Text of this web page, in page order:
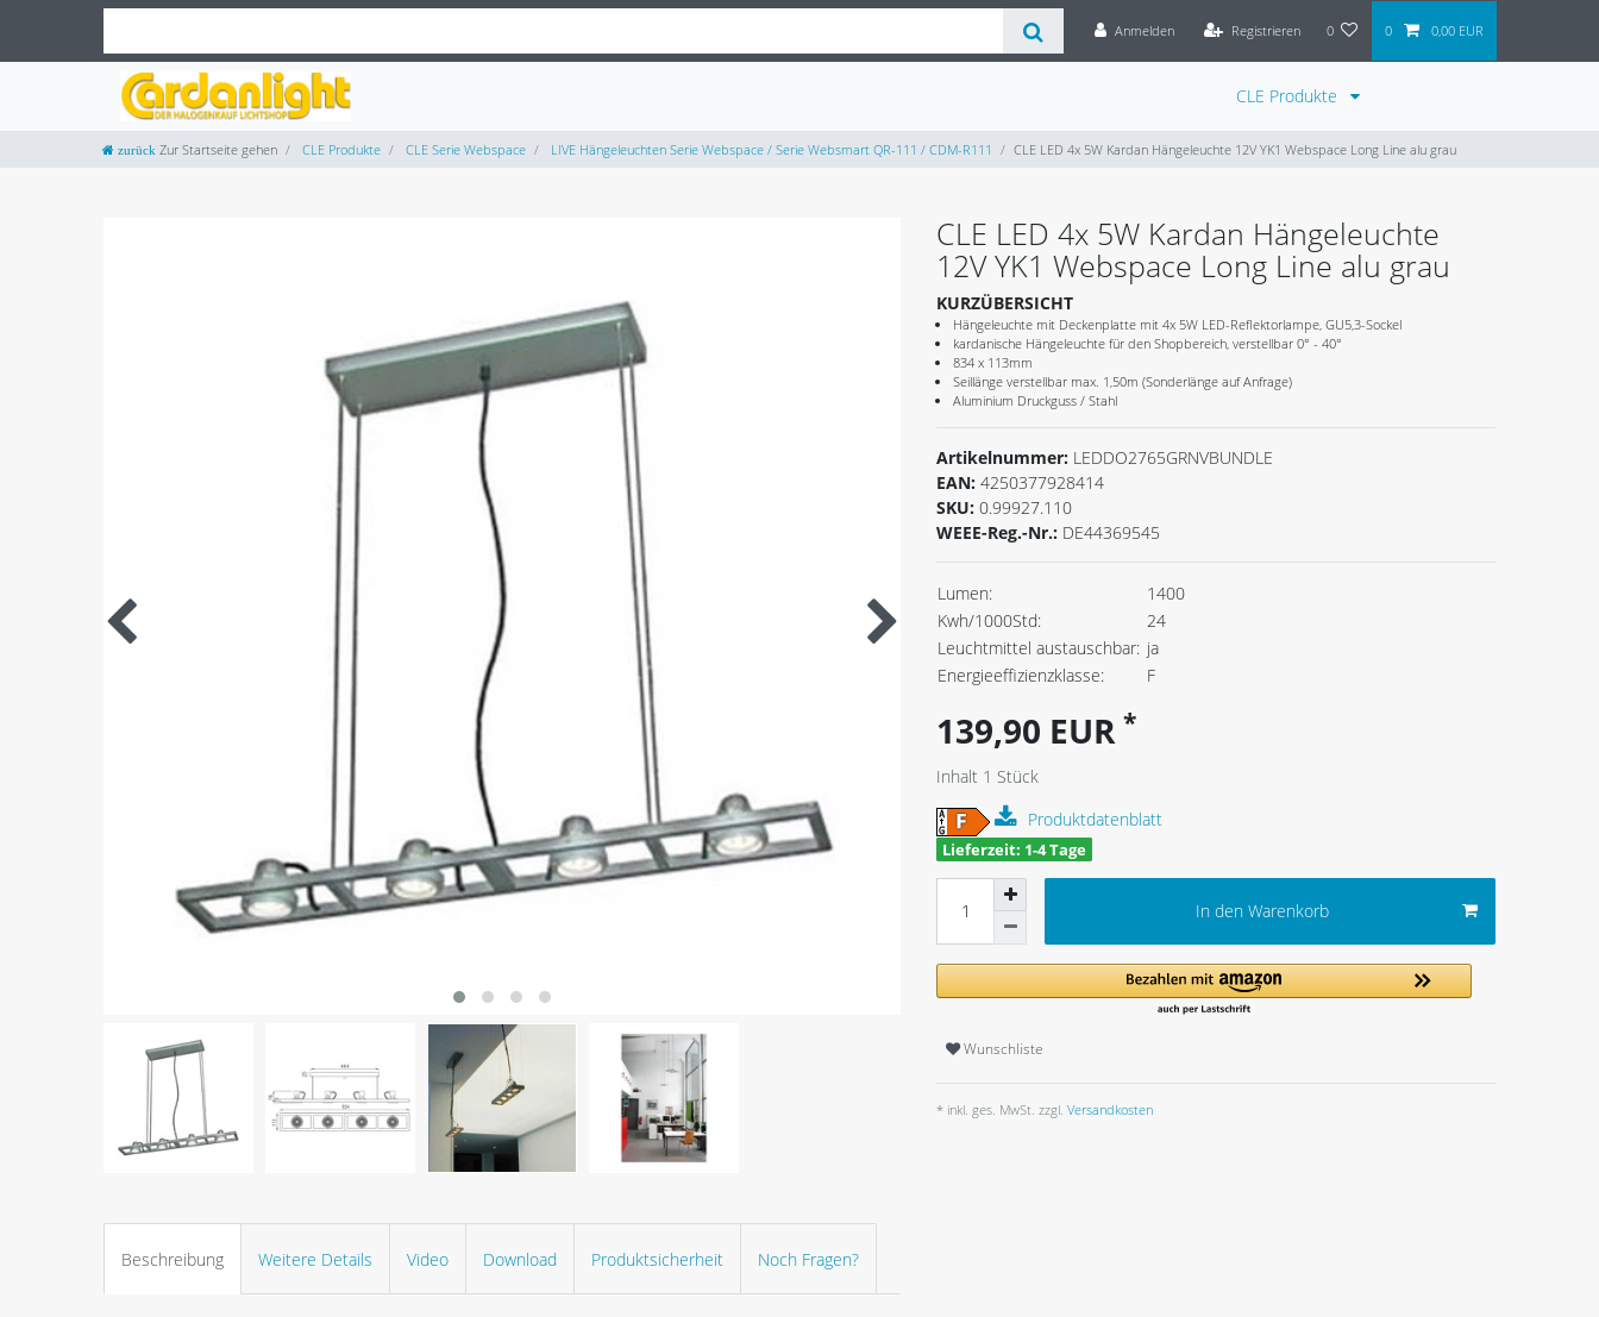
Anmelden Registrieren 0 0 0,00 EUR
CLE Produkte
Zur Startseite gehen CLE Produkte CLE Serie Webspace LIVE Hängeleuchten Serie Webspace / Serie Websmart QR-111 / CDM-R111 CLE LED 4x 5W Kardan Hängeleuchte 12V YK1 Webspace Long Line alu grau
Beschreibung Weitere Details Video Download Produktsicherheit Noch Fragen?
CLE LED 4x 5W Kardan Hängeleuchte
12V YK1 Webspace Long Line alu grau
KURZÜBERSICHT
Hängeleuchte mit Deckenplatte mit 4x 5W LED-Reflektorlampe, GU5,3-Sockel
kardanische Hängeleuchte für den Shopbereich, verstellbar 0° - 40°
834 x 113mm
Seillänge verstellbar max. 1,50m (Sonderlänge auf Anfrage)
Aluminium Druckguss / Stahl
Artikelnummer: LEDDO2765GRNVBUNDLE
EAN: 4250377928414
SKU: 0.99927.110
WEEE-Reg.-Nr.: DE44369545
Lumen:
1400
Kwh/1000Std:
24
Leuchtmittel austauschbar: ja
Energieeffizienzklasse:
F
139,90 EUR *
Inhalt 1 Stück
Produktdatenblatt
Lieferzeit: 1-4 Tage
In den Warenkorb
Wunschliste
* inkl. ges. MwSt. zzgl. Versandkosten